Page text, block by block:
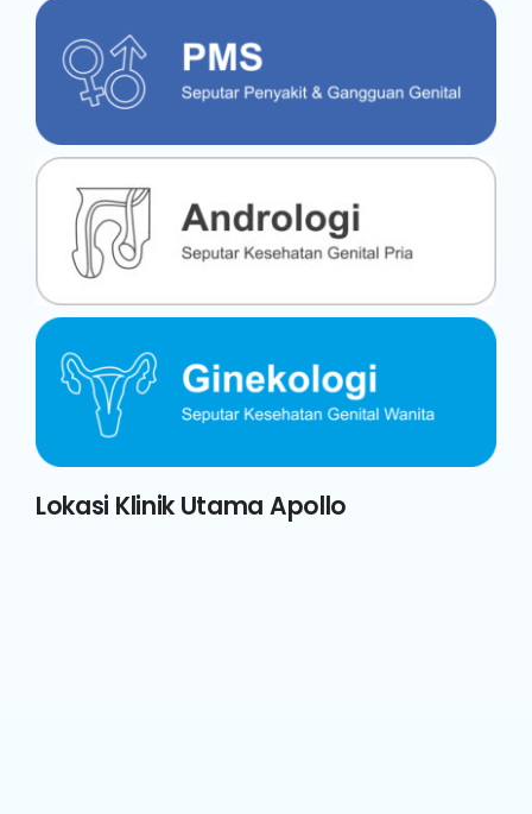
Lokasi Klinik Utama Apollo